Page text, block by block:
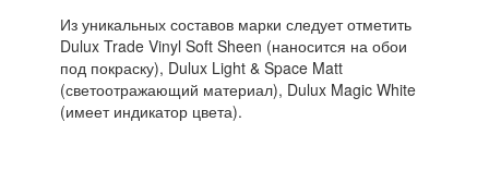
Из уникальных составов марки следует отметить
Dulux Trade Vinyl Soft Sheen (наносится на обои
под покраску), Dulux Light & Space Matt
(светоотражающий материал), Dulux Magic White
(имеет индикатор цвета).